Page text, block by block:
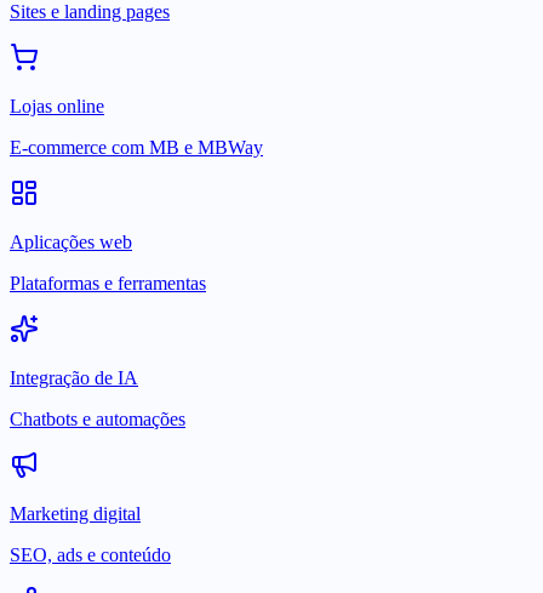
Sites e landing pages
Lojas online
E-commerce com MB e MBWay
Aplicações web
Plataformas e ferramentas
Integração de IA
Chatbots e automações
Marketing digital
SEO, ads e conteúdo